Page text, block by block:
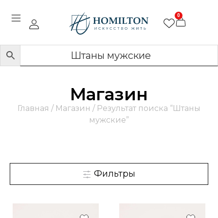
0
Магазин
Главная / Магазин / Результат поиска “Штаны
мужские”
Фильтры